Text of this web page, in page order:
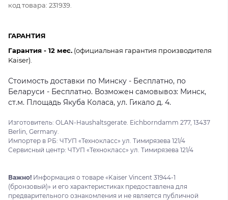
код товара: 231939.
ГАРАНТИЯ
Гарантия - 12 мес. (официальная гарантия производителя
Kaiser).
Стоимость доставки по Минску - Бесплатно, по
Беларуси - Бесплатно. Возможен самовывоз: Минск,
ст.м. Площадь Якуба Коласа, ул. Гикало д. 4.
Изготовитель: OLAN-Haushaltsgerate. Eichborndamm 277, 13437
Berlin, Germany.
Импортер в РБ: ЧТУП «Технокласс» ул. Тимирязева 121/4
Сервисный центр: ЧТУП «Технокласс» ул. Тимирязева 121/4
Важно! Информация о товаре «Kaiser Vincent 31944-1
(бронзовый)» и его характеристиках предоставлена для
предварительного ознакомления и не является публичной